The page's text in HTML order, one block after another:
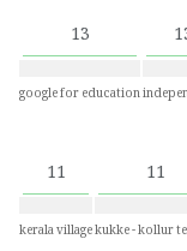
13
google for education
11
kerala village
11
kukke - kollur